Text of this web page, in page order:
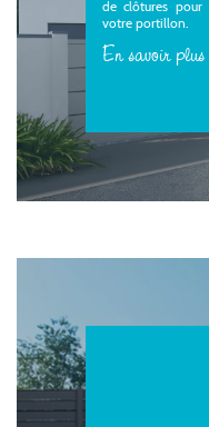
de clôtures pour
votre portillon.
En savoir plus